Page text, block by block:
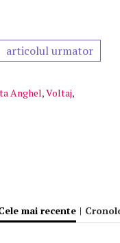
articolul urmator
Anghel,Voltaj,
mai recente |